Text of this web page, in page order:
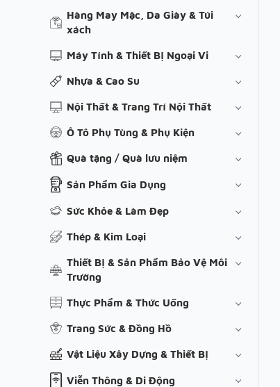
Hàng May Mặc, Da Giày & Túi
xách
Máy Tính & Thiết Bị Ngoại Vi
Nhựa & Cao Su
Nội Thất & Trang Trí Nội Thất
Ô Tô Phụ Tùng & Phụ Kiện
Quà tặng / Quà lưu niệm
Sản Phẩm Gia Dụng
Sức Khỏe & Làm Đẹp
Thép & Kim Loại
Thiết Bị & Sản Phẩm Bảo Vệ Môi
Trường
Thực Phẩm & Thức Uống
Trang Sức & Đồng Hồ
Vật Liệu Xây Dựng & Thiết Bị
Viễn Thông & Di Động